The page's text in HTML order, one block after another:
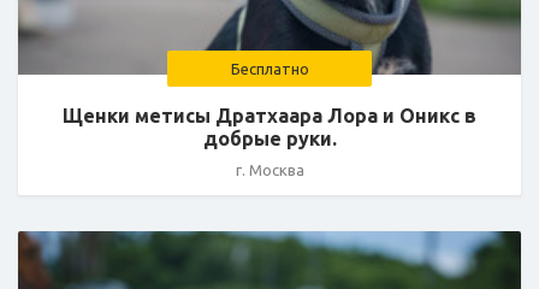
Бесплатно
Щенки метисы Дратхаара Лора и Оникс в
добрые руки.
г. Москва